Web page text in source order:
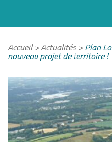
Accueil>Actualités>Plan
nouveau projet de territoire !